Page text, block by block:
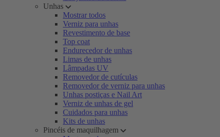
Unhas
Mostrar todos
Verniz para unhas
Revestimento de base
Top coat
Endurecedor de unhas
Limas de unhas
Lâmpadas UV
Removedor de cutículas
Removedor de verniz para unhas
Unhas postiças e Nail Art
Verniz de unhas de gel
Cuidados para unhas
Kits de unhas
Pincéis de maquilhagem